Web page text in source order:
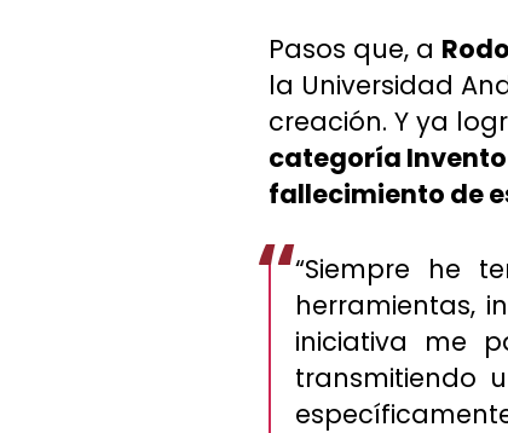
Pasos que, a
la Universidad
creación. Y ya
categoría Invento
fallecimiento de
“Siempre he
herramientas,
iniciativa me
transmitiendo